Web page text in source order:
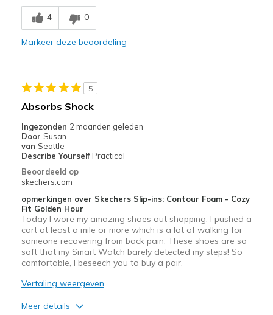
Comfortable
Stylish
Vacation
Width
Feels true to width
Sizing
4 0
Markeer deze beoordeling
5
Absorbs Shock
Ingezonden 2 maanden geleden
Door Susan
van Seattle
Describe Yourself Practical
Beoordeeld op
skechers.com
opmerkingen over Skechers Slip-ins: Contour Foam - Cozy
Fit Golden Hour
Today I wore my amazing shoes out shopping. I pushed a
cart at least a mile or more which is a lot of walking for
someone recovering from back pain. These shoes are so
soft that my Smart Watch barely detected my steps! So
comfortable, I beseech you to buy a pair.
Vertaling weergeven
Meer details